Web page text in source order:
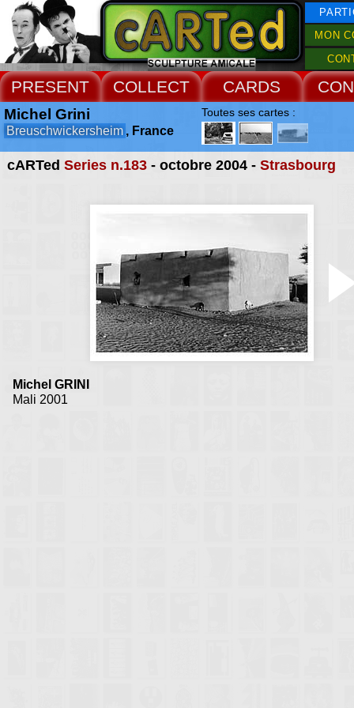
MON
PRESENT COLLECT CARDS
cARTed Series n.183- octobre 2004 - Strasbourg
Michel GRINI
Mali 2001
Michel Grini
Breuschwickersheim , France
Toutes ses cartes :